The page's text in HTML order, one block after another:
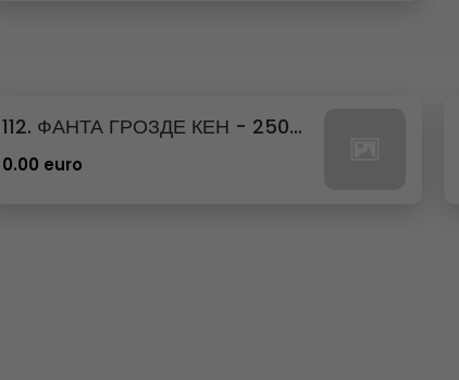
112. ФАНТА ГРОЗДЕ КЕН - 250МЛ.
0.00 euro